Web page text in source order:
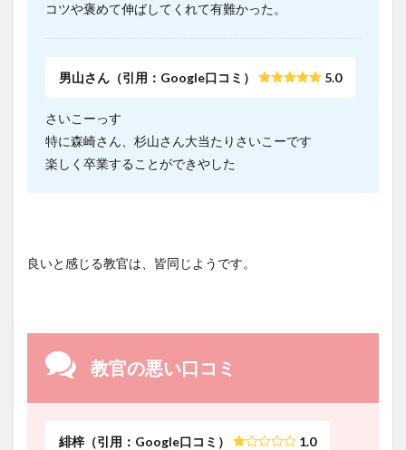
コツや褒めて伸ばしてくれて有難かった。
男山さん（引用：Google口コミ） 5.0
さいこーっす
特に森崎さん、杉山さん大当たりさいこーです
楽しく卒業することができやした
良いと感じる教官は、皆同じようです。
教官の悪い口コミ
緋梓（引用：Google口コミ） 1.0